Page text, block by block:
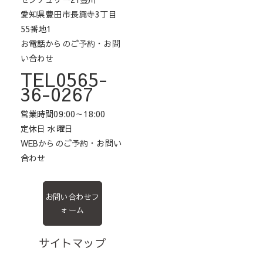
愛知県豊田市長興寺3丁目
55番地1
お電話からのご予約・お問
い合わせ
TEL0565-
36-0267
営業時間09:00～18:00
定休日 水曜日
WEBからのご予約・お問い
合わせ
お問い合わせフ
ォーム
サイトマップ